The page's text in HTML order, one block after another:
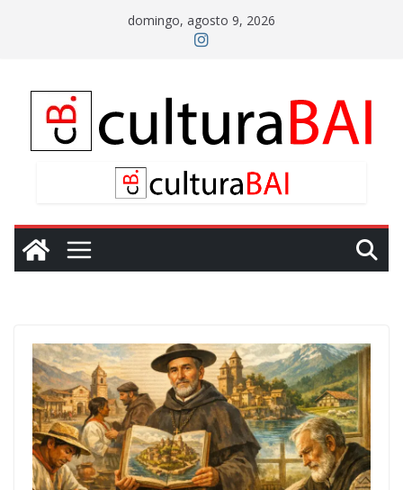
domingo, agosto 9, 2026